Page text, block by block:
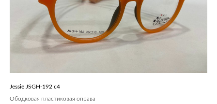
Jessie JSGH-192 c4
Ободковая пластиковая оправа